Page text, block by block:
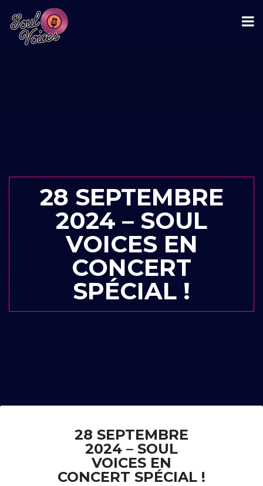
28 SEPTEMBRE
2024 – SOUL
VOICES EN
CONCERT
SPÉCIAL !
28 SEPTEMBRE
2024 – SOUL
VOICES EN
CONCERT SPÉCIAL !